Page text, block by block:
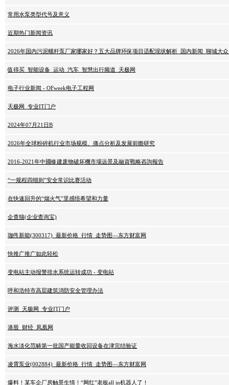
常用水泵类型代号及意义
近期热门新闻资讯
2026年国内污泥螺杆泵厂家哪家好？五大品牌环保项目适配现状解析_国内新闻_聊城大
值得买_智能设备_运动_汽车_智慧出行频道_天极网
电子行业新闻 - OFweek电子工程网
天极网_专业IT门户
2024年07月21日B
2026年全球粉碎机行业市场规模、痛点分析及发展前瞻研究
2016-2021年中國修建废物破坏機市場远景及融資戰略咨詢報告
“一规程四细则”安全常识比赛活动
在快速回升的“烟火气”里感悟希望和力量
企查猫(企业查询宝)
珈伟新能(300317)_最新价格_行情_走势图—东方财富网
快推广推广如此轻松
变电站主动报警排水系统运转成功 - 变电站
呼和浩特市高层建筑消防安全管理办法
评测_天极网_专业IT门户
港股_财经_凤凰网
海水淡化范畴第一批国产能量收回设备在津完结验证
凌霄泵业(002884)_最新价格_行情_走势图—东方财富网
爆料！某车企厂房触景生情！“网红”老板all in机器人了！